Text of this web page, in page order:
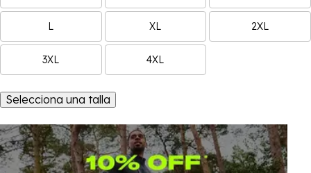
L XL 2XL
3XL 4XL
Selecciona una talla